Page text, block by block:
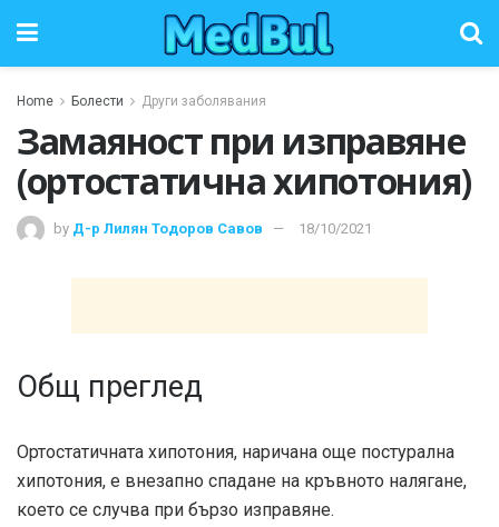
Home Болести Други заболявания
Замаяност при изправяне
(ортостатична хипотония)
by Д-р Лилян Тодоров Савов 18/10/2021
Общ преглед
Ортостатичната хипотония, наричана още постурална
хипотония, е внезапно спадане на кръвното налягане,
което се случва при бързо изправяне.